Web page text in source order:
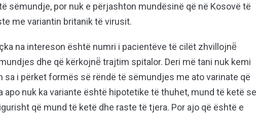
sëmundje, por nuk e përjashton mundësinë që në Kosovë të
me variantin britanik të virusit.
na intereson është numri i pacientëve të cilët zhvillojnë̈
dhe që kërkojnë̈ trajtim spitalor. Deri më tani nuk kemi
sa i përket formës së rëndë të sëmundjes me ato varinate që
apo nuk ka variante është hipotetike të thuhet, mund të ketë se
që mund të ketë dhe raste të tjera. Por ajo që është e